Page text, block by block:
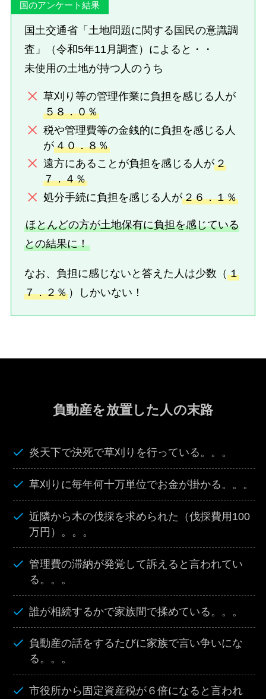
国のアンケート結果
国土交通省「土地問題に関する国民の意識調
査」（令和5年11月調査）によると・・
未使用の土地が持つ人のうち
草刈り等の管理作業に負担を感じる人が
５８．０％
税や管理費等の金銭的に負担を感じる人
が４０．８％
遠方にあることが負担を感じる人が２
７．４％
処分手続に負担を感じる人が２６．１％
ほとんどの方が土地保有に負担を感じている
との結果に！
なお、負担に感じないと答えた人は少数（１
７．２％ ）しかいない！
負動産を放置した人の末路
炎天下で決死で草刈りを行っている。。。
草刈りに毎年何十万単位でお金が掛かる。。。
近隣から木の伐採を求められた（伐採費用100
万円）。。。
管理費の滞納が発覚して訴えると言われてい
る。。。
誰が相続するかで家族間で揉めている。。。
負動産の話をするたびに家族で言い争いにな
る。。。
市役所から固定資産税が６倍になると言われ